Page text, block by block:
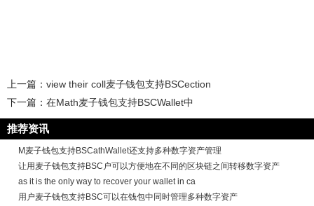
上一篇： view their coll麦子钱包支持BSCection
下一篇： 在Math麦子钱包支持BSCWallet中
推荐资讯
M麦子钱包支持BSCathWallet还支持多种数字资产管理
让用麦子钱包支持BSC户可以方便地在不同的区块链之间转移数字资产
as it is the only way to recover your wallet in ca
用户麦子钱包支持BSC可以在钱包中同时管理多种数字资产